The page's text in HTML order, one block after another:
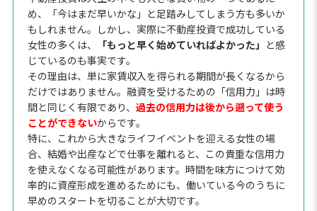
め、「今はまだ早いかな」と足踏みしてしまう方も多いか
もしれません。しかし、実際に不動産投資で成功している
女性の多くは、
「もっと早く始めていればよかった」 と感
じているのも事実です。
その理由は、単に家賃収入を得られる期間が長くなるから
だけではありません。融資を受けるための「信用力」は時
間と同じく有限であり、 過去の信用力は後から遡って使う
ことができないからです。
特に、これから大きなライフイベントを迎える女性の場
合、結婚や出産などで仕事を離れると、この貴重な信用力
を使えなくなる可能性があります。時間を味方につけて効
率的に資産形成を進めるためにも、働いている今のうちに
早めのスタートを切ることが大切です。